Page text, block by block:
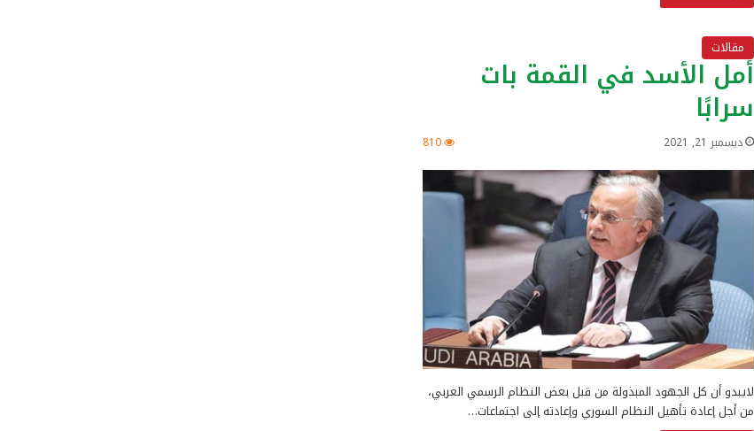
مقالات
أمل الأسد في القمة بات
سرابًا
ديسمبر 21, 2021 810
لايبدو أن كل الجهود المبذولة من قبل بعض النظام الرسمي العربي،
من أجل إعادة تأهيل النظام السوري وإعادته إلى اجتماعات…